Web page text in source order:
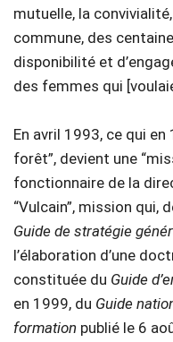
mutuelle, la
commune, des
disponibilité et
des femmes qui
En avril 1993, ce qui en
forêt”, devient une
fonctionnaire de la
“Vulcain”, mission qui,
Guide de stratégie
l’élaboration d’une
constituée du Guide
en 1999, du Guide
formation publié le 6